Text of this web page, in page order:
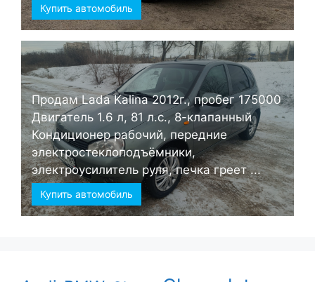
Купить автомобиль
Продам Lada Kalina 2012г., пробег 175000
Двигатель 1.6 л, 81 л.с., 8-клапанный
Кондиционер рабочий, передние
электростеклоподъёмники,
электроусилитель руля, печка греет ...
Купить автомобиль